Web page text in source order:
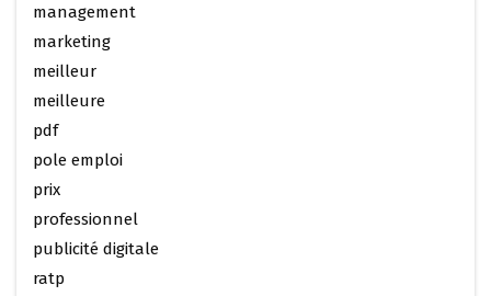
management
marketing
meilleur
meilleure
pdf
pole emploi
prix
professionnel
publicité digitale
ratp